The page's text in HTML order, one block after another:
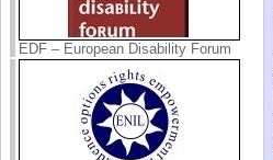
EDF – European Disability Forum